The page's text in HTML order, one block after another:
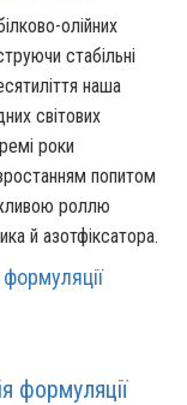
олійних
стабільні
наша
світових
роки
попитом
роллю
й азотфіксатора.
формуляції